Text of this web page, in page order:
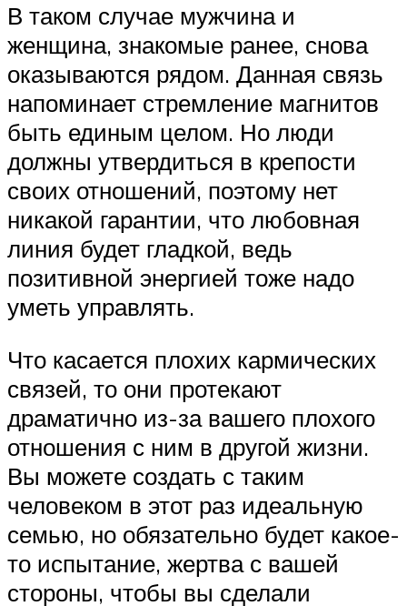
В таком случае мужчина и
женщина, знакомые ранее, снова
оказываются рядом. Данная связь
напоминает стремление магнитов
быть единым целом. Но люди
должны утвердиться в крепости
своих отношений, поэтому нет
никакой гарантии, что любовная
линия будет гладкой, ведь
позитивной энергией тоже надо
уметь управлять.
Что касается плохих кармических
связей, то они протекают
драматично из-за вашего плохого
отношения с ним в другой жизни.
Вы можете создать с таким
человеком в этот раз идеальную
семью, но обязательно будет какое-
то испытание, жертва с вашей
стороны, чтобы вы сделали